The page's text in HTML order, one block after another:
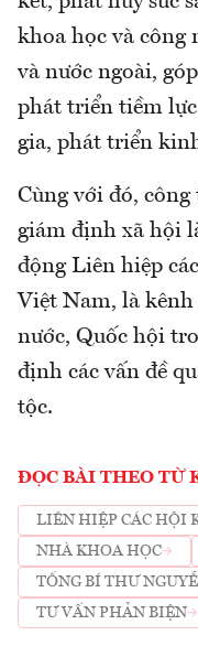
khoa học và công
và nước ngoài,
phát triển tiềm lực
gia, phát triển
Cùng với đó,
giám định xã hội
động Liên hiệp
Việt Nam, là
nước, Quốc hội
định các vấn đề
tộc.
ĐỌC BÀI THEO TỪ
LIÊN HIỆP CÁC HỘI
NAM
NHÀ KHOA HỌC
TỔNG BÍ THƯ
TƯ VẤN PHẢN BIỆN